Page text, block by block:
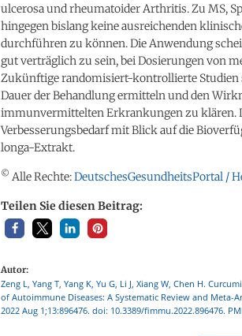
ulcerosa und rheumatoider Arthritis. Zu MS,
hingegen bislang keine ausreichenden
durchführen zu können. Die Anwendung
gut verträglich zu sein, bei Dosierungen von
Zukünftige randomisiert-kontrollierte Studien
Dauer der Behandlung ermitteln und den
immunvermittelten Erkrankungen zu klären.
Verbesserungsbedarf mit Blick auf die
longa-Extrakt.
© Alle Rechte:DeutschesGesundheitsPortal /
Teilen Sie diesen Beitrag:
Autor:
Zeng L, Yang T, Yang K, Yu G, Li J, Xiang W, Chen H.
of Autoimmune Diseases: A Systematic Review and
2022 Aug 1;13:896476. doi: 10.3389/fimmu.2022.896476.